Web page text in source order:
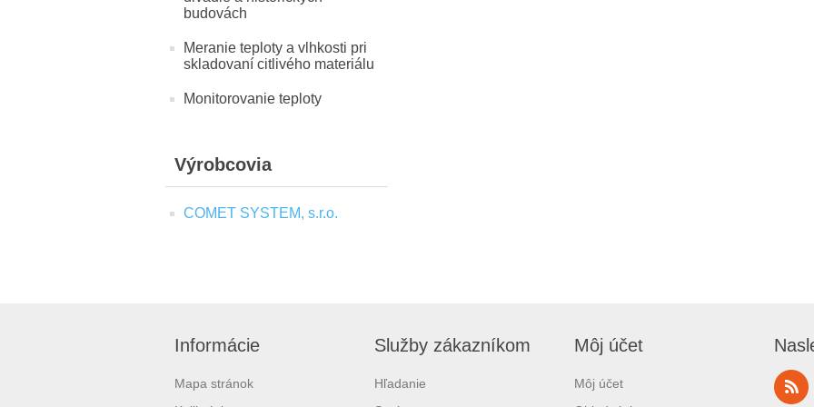
budovách
Meranie teploty a vlhkosti pri
skladovaní citlivého materiálu
Monitorovanie teploty
Výrobcovia
COMET SYSTEM, s.r.o.
Informácie
Mapa stránok
Služby zákazníkom
Hľadanie
Môj účet
Môj účet